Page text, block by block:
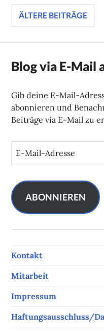
ÄLTERE BEITRÄGE
Blog via E-Mail
Gib deine E-Mail-
abonnieren und
Beiträge via E-Mail zu
i
l
A
r
s
s
ABONNIEREN
Kontakt
Mitarbeit
Impressum
Haftungsausschluss/